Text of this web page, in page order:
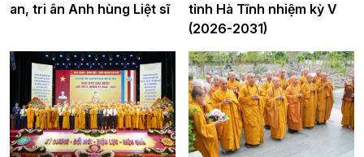
an, tri ân Anh hùng Liệt sĩ
tỉnh Hà Tĩnh nhiệm kỳ V
(2026-2031)